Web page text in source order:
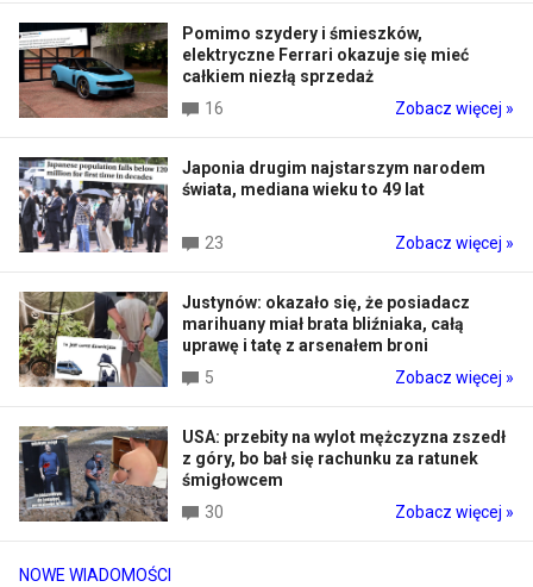
NOWE WIADOMOŚCI
Pomimo szydery i śmieszków,
elektryczne Ferrari okazuje się mieć
całkiem niezłą sprzedaż
16
Zobacz więcej »
Japonia drugim najstarszym narodem
świata, mediana wieku to 49 lat
23 Zobacz więcej »
Justynów: okazało się, że posiadacz
marihuany miał brata bliźniaka, całą
uprawę i tatę z arsenałem broni
5
Zobacz więcej »
USA: przebity na wylot mężczyzna zszedł
z góry, bo bał się rachunku za ratunek
śmigłowcem
30
Zobacz więcej »